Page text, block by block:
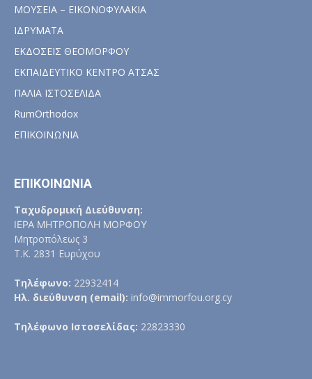
ΜΟΥΣΕΙΑ – ΕΙΚΟΝΟΦΥΛΑΚΙΑ
ΙΔΡΥΜΑΤΑ
ΕΚΔΟΣΕΙΣ ΘΕΟΜΟΡΦΟΥ
ΕΚΠΑΙΔΕΥΤΙΚΟ ΚΕΝΤΡΟ ΑΤΣΑΣ
ΠΑΛΙΑ ΙΣΤΟΣΕΛΙΔΑ
RumOrthodox
ΕΠΙΚΟΙΝΩΝΙΑ
ΕΠΙΚΟΙΝΩΝΙΑ
Ταχυδρομική Διεύθυνση:
ΙΕΡΑ ΜΗΤΡΟΠΟΛΗ ΜΟΡΦΟΥ
Μητροπόλεως 3
Τ.Κ. 2831 Ευρύχου
Τηλέφωνο: 22932414
Ηλ. διεύθυνση (email): info@immorfou.org.cy
Τηλέφωνο Ιστοσελίδας: 22823330